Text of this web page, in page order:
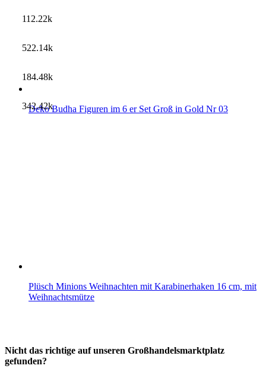
Deko Budha Figuren im 6 er Set Groß in Gold Nr 03
Plüsch Minions Weihnachten mit Karabinerhaken 16 cm, mit
Weihnachtsmütze
Nicht das richtige auf unseren Großhandelsmarktplatz
gefunden?
112.22k
522.14k
184.48k
342.42k